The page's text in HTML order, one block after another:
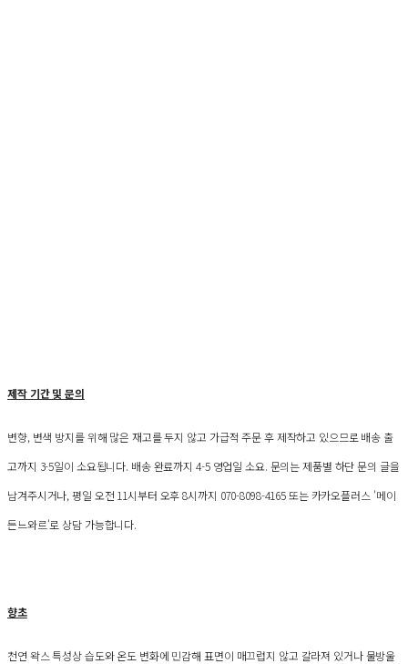
제작 기간 및 문의
변향, 변색 방지를 위해 많은 재고를 두지 않고 가급적 주문 후 제작하고 있으므로 배송 출
고까지 3-5일이 소요됩니다. 배송 완료까지 4-5 영업일 소요. 문의는 제품별 하단 문의 글을
남겨주시거나, 평일 오전 11시부터 오후 8시까지 070-8098-4165 또는 카카오플러스 '메이
든느와르'로 상담 가능합니다.
향초
천연 왁스 특성상 습도와 온도 변화에 민감해 표면이 매끄럽지 않고 갈라져 있거나 물방울